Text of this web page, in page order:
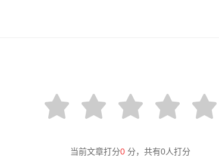
当前文章打分0 分，共有0人打分